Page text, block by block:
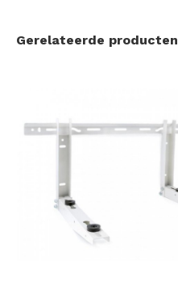
Gerelateerde producten